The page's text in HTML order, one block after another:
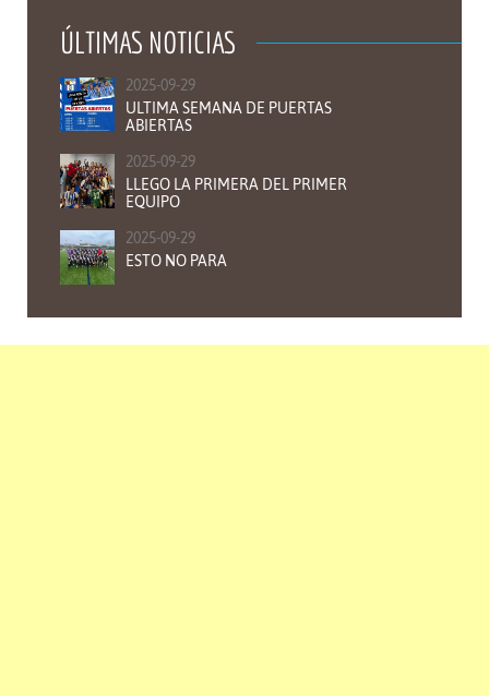
ÚLTIMAS NOTICIAS
2025-09-29
ULTIMA SEMANA DE PUERTAS
ABIERTAS
2025-09-29
LLEGO LA PRIMERA DEL PRIMER
EQUIPO
2025-09-29
ESTO NO PARA